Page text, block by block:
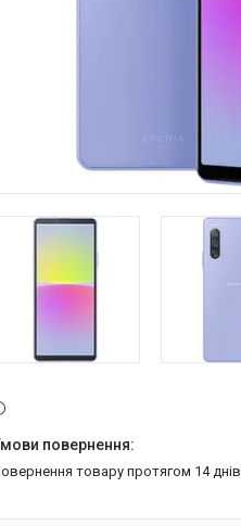
повернення товару протягом 14 днів